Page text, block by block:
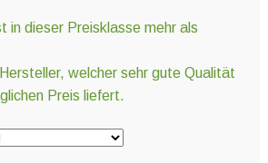
in dieser Preisklasse mehr als
welcher sehr gute Qualität
Preis liefert.